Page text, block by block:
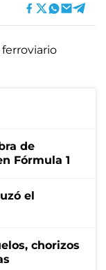
de
Fórmula 1
el
chorizos